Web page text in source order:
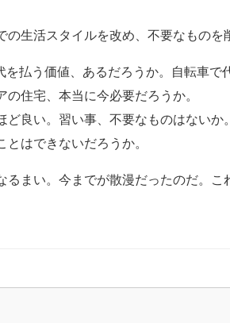
生活スタイルを改め、不要なものを
払う価値、あるだろうか。自転車で
住宅、本当に今必要だろうか。
良い。習い事、不要なものはない
はできないだろうか。
まい。今までが散漫だったのだ。